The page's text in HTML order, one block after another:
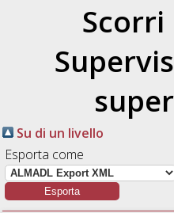
Scorri
Su di un livello
Esporta come